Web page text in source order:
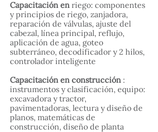
Capacitación en riego: componentes
y principios de riego, zanjadora,
reparación de válvulas, ajuste del
cabezal, línea principal, reflujo,
aplicación de agua, goteo
subterráneo, decodificador y 2 hilos,
controlador inteligente
Capacitación en construcción :
instrumentos y clasificación, equipo:
excavadora y tractor,
pavimentadoras, lectura y diseño de
planos, matemáticas de
construcción, diseño de planta